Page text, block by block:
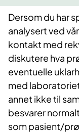
Dersom du har
analysert ved
kontakt med
diskutere hva
eventuelle
med
annet ikke til
besvarer
som pasient/